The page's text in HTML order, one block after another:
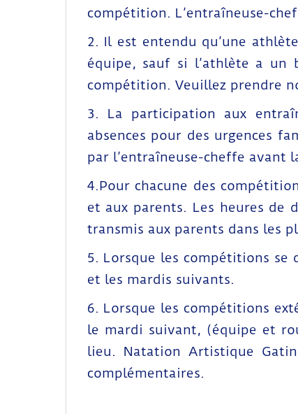
compétition. L’entraîneuse-
2. Il est entendu qu’une
équipe, sauf si l’athlète a un
compétition. Veuillez prendre
3. La participation aux
absences pour des urgences
par l’entraîneuse-cheffe avant
4.Pour chacune des
et aux parents. Les heures de
transmis aux parents dans les
5. Lorsque les compétitions
et les mardis suivants.
6. Lorsque les compétitions
le mardi suivant, (équipe et
lieu. Natation Artistique
complémentaires.